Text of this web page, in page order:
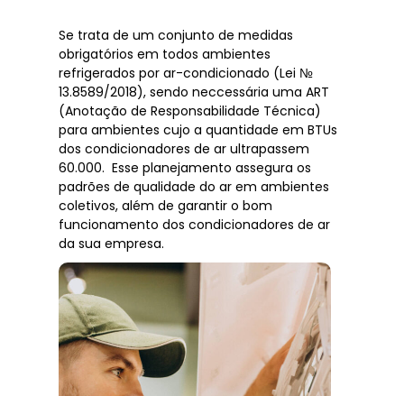
Se trata de um conjunto de medidas
obrigatórios em todos ambientes
refrigerados por ar-condicionado (Lei №
13.8589/2018), sendo neccessária uma ART
(Anotação de Responsabilidade Técnica)
para ambientes cujo a quantidade em BTUs
dos condicionadores de ar ultrapassem
60.000. Esse planejamento assegura os
padrões de qualidade do ar em ambientes
coletivos, além de garantir o bom
funcionamento dos condicionadores de ar
da sua empresa.